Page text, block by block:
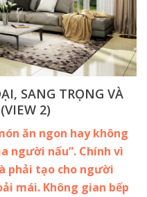
SANG TRỌNG VÀ
2)
ăn ngon hay không
người nấu”. Chính vì
phải tạo cho người
mái. Không gian bếp